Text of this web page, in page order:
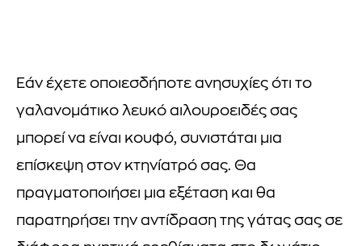
Εάν έχετε οποιεσδήποτε ανησυχίες ότι το
γαλανομάτικο λευκό αιλουροειδές σας
μπορεί να είναι κουφό, συνιστάται μια
επίσκεψη στον κτηνίατρό σας. Θα
πραγματοποιήσει μια εξέταση και θα
παρατηρήσει την αντίδραση της γάτας σας σε